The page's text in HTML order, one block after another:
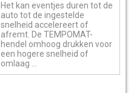
Het kan eventjes duren tot de
auto tot de ingestelde
snelheid accelereert of
afremt. De TEMPOMAT-
hendel omhoog drukken voor
een hogere snelheid of
omlaag ...